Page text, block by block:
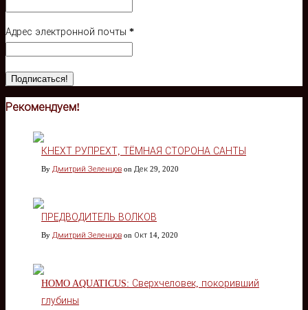
Адрес электронной почты *
Рекомендуем!
КНЕХТ РУПРЕХТ, ТЁМНАЯ СТОРОНА САНТЫ
By Дмитрий Зеленцов on Дек 29, 2020
ПРЕДВОДИТЕЛЬ ВОЛКОВ
By Дмитрий Зеленцов on Окт 14, 2020
HOMO AQUATICUS: Сверхчеловек, покоривший
глубины